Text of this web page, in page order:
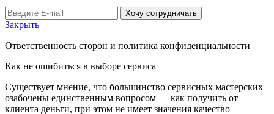
Хочу сотрудничать
Закрыть
Ответственность сторон и политика конфиденциальности
Как не ошибиться в выборе сервиса
Существует мнение, что большинство сервисных мастерских
озабочены единственным вопросом — как получить от
клиента деньги, при этом не имеет значения качество